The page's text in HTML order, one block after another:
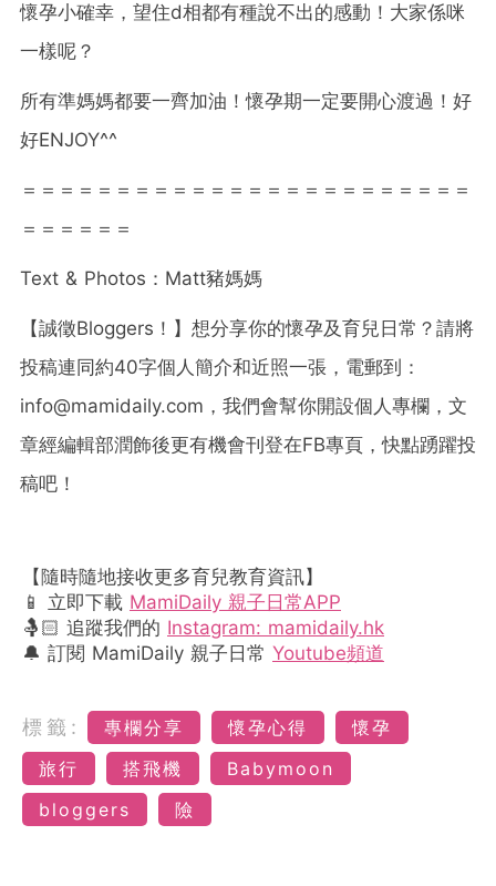
懷孕小確幸，望住d相都有種說不出的感動！大家係咪
一樣呢？
所有準媽媽都要一齊加油！懷孕期一定要開心渡過！好
好ENJOY^^
＝＝＝＝＝＝＝＝＝＝＝＝＝＝＝＝＝＝＝＝＝＝＝＝
＝＝＝＝＝＝
Text & Photos ： Matt豬媽媽
【誠徵Bloggers ！】想分享你的懷孕及育兒日常？請將
投稿連同約40字個人簡介和近照一張，電郵到：
info@mamidaily.com ，我們會幫你開設個人專欄，文
章經編輯部潤飾後更有機會刊登在FB專頁，快點踴躍投
稿吧！
【隨時隨地接收更多育兒教育資訊】
📱 立即下載 MamiDaily 親子日常APP
🤱🏻 追蹤我們的 Instagram: mamidaily.hk
🔔 訂閱 MamiDaily 親子日常 Youtube頻道
標籤: 專欄分享 懷孕心得
懷孕
旅行
搭飛機
Babymoon
bloggers
險